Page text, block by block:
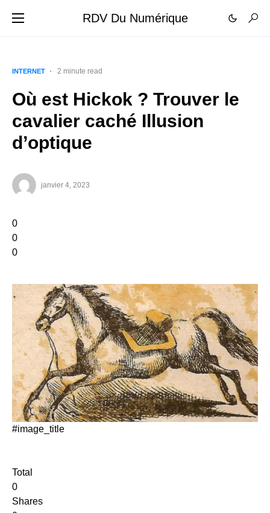
RDV Du Numérique
INTERNET 2 minute read
Où est Hickok ? Trouver le
cavalier caché Illusion
d’optique
janvier 4, 2023
0
0
0
#image_title
Total
0
Shares